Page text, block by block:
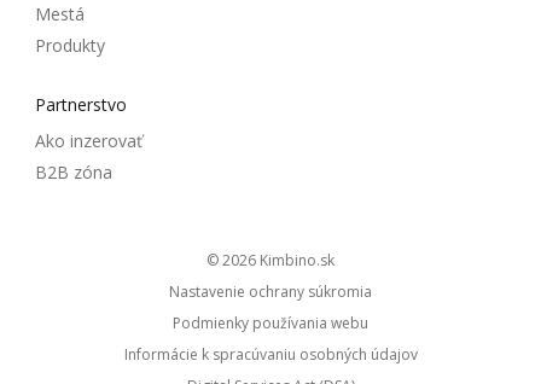
Mestá
Produkty
Partnerstvo
Ako inzerovať
B2B zóna
© 2026
kimbino.sk
Nastavenie ochrany súkromia
Podmienky používania webu
Informácie k spracúvaniu osobných údajov